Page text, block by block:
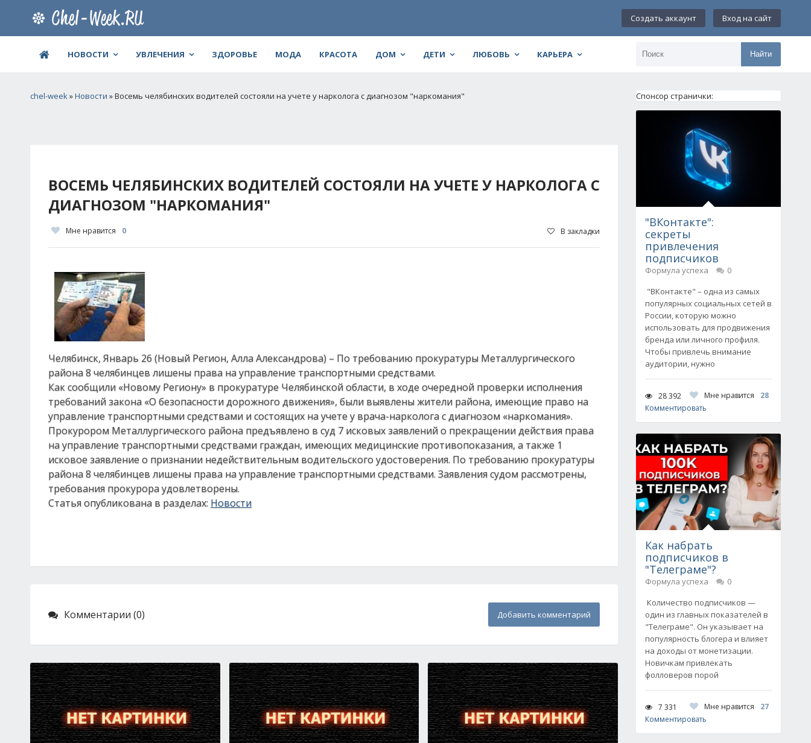
Создать аккаунт Вход на сайт
НОВОСТИ УВЛЕЧЕНИЯ ЗДОРОВЬЕ МОДА КРАСОТА ДОМ ДЕТИ ЛЮБОВЬ КАРЬЕРА Найти
chel-week»Новости » Восемь челябинских водителей состояли на учете у нарколога с диагнозом "наркомания"
ВОСЕМЬ ЧЕЛЯБИНСКИХ ВОДИТЕЛЕЙ СОСТОЯЛИ НА УЧЕТЕ У НАРКОЛОГА С
ДИАГНОЗОМ "НАРКОМАНИЯ"
Мне нравится 0 В закладки
Челябинск, Январь 26 (Новый Регион, Алла Александрова) – По требованию прокуратуры Металлургического
района 8 челябинцев лишены права на управление транспортными средствами.
Как сообщили «Новому Региону» в прокуратуре Челябинской области, в ходе очередной проверки исполнения
требований закона «О безопасности дорожного движения», были выявлены жители района, имеющие право на
управление транспортными средствами и состоящих на учете у врача-нарколога с диагнозом «наркомания».
Прокурором Металлургического района предъявлено в суд 7 исковых заявлений о прекращении действия права
на управление транспортными средствами граждан, имеющих медицинские противопоказания, а также 1
исковое заявление о признании недействительным водительского удостоверения. По требованию прокуратуры
района 8 челябинцев лишены права на управление транспортными средствами. Заявления судом рассмотрены,
требования прокурора удовлетворены.
Статья опубликована в разделах: Новости
Комментарии (0) Добавить комментарий
Спонсор странички:
"ВКонтакте":
секреты
привлечения
подписчиков
Формула успеха
0
"ВКонтакте" – одна из самых
популярных социальных сетей в
России, которую можно
использовать для продвижения
бренда или личного профиля.
Чтобы привлечь внимание
аудитории, нужно
28 392 Мне нравится
28
Комментировать
Как набрать
подписчиков в
"Телеграме"?
Формула успеха
0
Количество подписчиков —
один из главных показателей в
"Телеграме". Он указывает на
популярность блогера и влияет
на доходы от монетизации.
Новичкам привлекать
фолловеров порой
7 331 Мне нравится
27
Комментировать